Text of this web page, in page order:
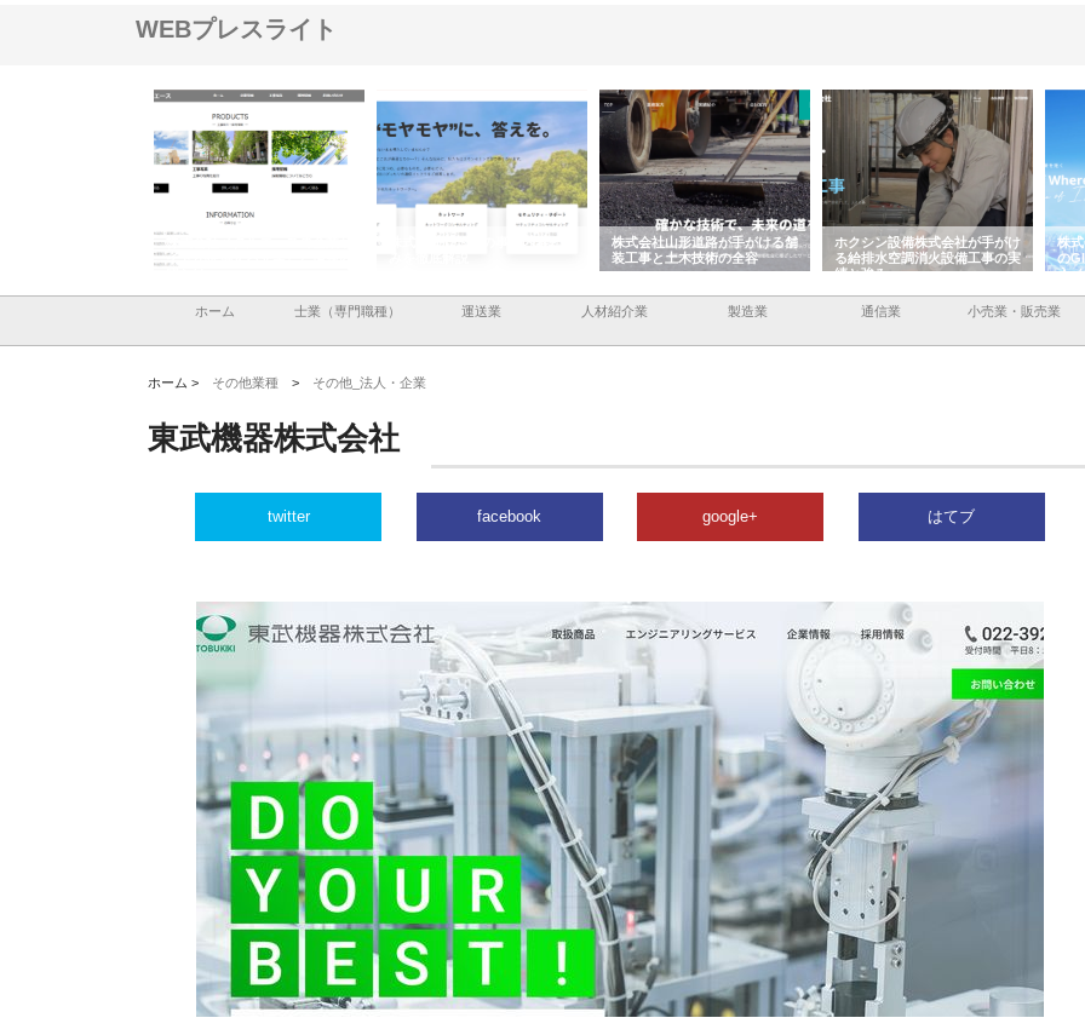
WEBプレスライト
イトが提供する充実した情報内
株式会社ＣＳＡの事業内容と強
株式会社山形道路が手がける舗
装工事と土木技術の全容
ホクシン設備株式会社が手がけ
る給排水空調消火設備工事の実
績と強み
株
の
入
ホーム 士業（専門職種） 運送業 人材紹介業 製造業 通信業 小売業・販売業
ホーム > その他業種 > その他_法人・企業
東武機器株式会社
twitter facebook google+ はてブ